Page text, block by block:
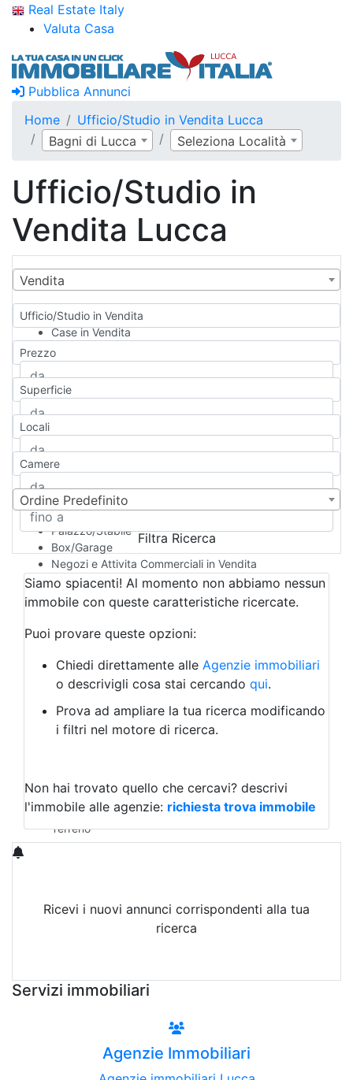
Real Estate Italy
Valuta Casa
Pubblica Annunci
Home
Ufficio/Studio in Vendita Lucca
Bagni di Lucca
Seleziona Località
Ufficio/Studio in
Vendita Lucca
Vendita
Ufficio/Studio in Vendita
Case in Vendita
Qualsiasi
Appartamento
Casa indipendente
Casa Semi-indipendente
Attico/Mansarda
Rustico/Casale
Camera d'Albergo
Multiproprietà
Palazzo/Stabile
Box/Garage
Negozi e Attivita Commerciali in Vendita
Qualsiasi
Attività/Licenza Commerciale
Azienda Agricola
Bar/Ristorante
Albergo
Laboratorio Artigianale
Negozio/locale commerciale
Agriturismo
Magazzini
Qualsiasi
Terreno edificabile
Terreno
Prezzo
Superficie
Locali
Camere
Ordine Predefinito
Filtra Ricerca
Siamo spiacenti! Al momento non abbiamo nessun
immobile con queste caratteristiche ricercate.
Puoi provare queste opzioni:
Chiedi direttamente alle Agenzie immobiliari
o descrivigli cosa stai cercando qui.
Prova ad ampliare la tua ricerca modificando
i filtri nel motore di ricerca.
Non hai trovato quello che cercavi? descrivi
l'immobile alle agenzie: richiesta trova immobile
Ricevi i nuovi annunci corrispondenti alla tua
ricerca
Servizi immobiliari
Agenzie Immobiliari